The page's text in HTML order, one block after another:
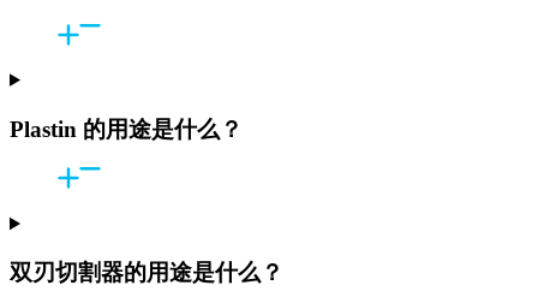
Plastin 的用途是什么？
双刃切割器的用途是什么？